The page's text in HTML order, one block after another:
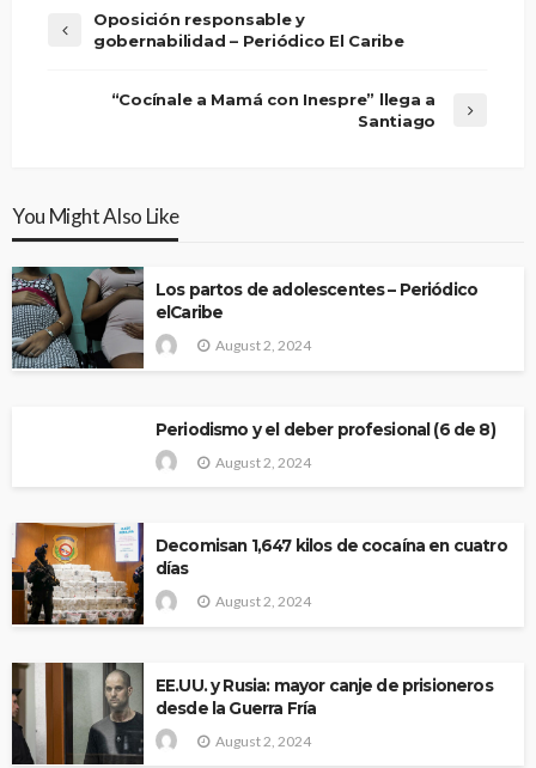
Oposición responsable y
gobernabilidad – Periódico El Caribe
“Cocínale a Mamá con Inespre” llega a
Santiago
You Might Also Like
Los partos de adolescentes – Periódico
elCaribe
August 2, 2024
Periodismo y el deber profesional (6 de 8)
August 2, 2024
Decomisan 1,647 kilos de cocaína en cuatro
días
August 2, 2024
EE.UU. y Rusia: mayor canje de prisioneros
desde la Guerra Fría
August 2, 2024